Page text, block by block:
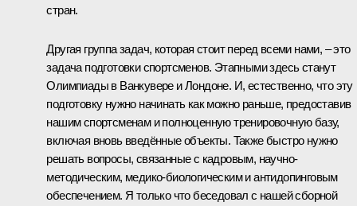
стран.
Другая группа задач, которая стоит перед всеми нами, – это
задача подготовки спортсменов. Этапными здесь станут
Олимпиады в Ванкувере и Лондоне. И, естественно, что эту
подготовку нужно начинать как можно раньше, предоставив
нашим спортсменам и полноценную тренировочную базу,
включая вновь введённые объекты. Также быстро нужно
решать вопросы, связанные с кадровым, научно-
методическим, медико-биологическим и антидопинговым
обеспечением. Я только что беседовал с нашей сборной